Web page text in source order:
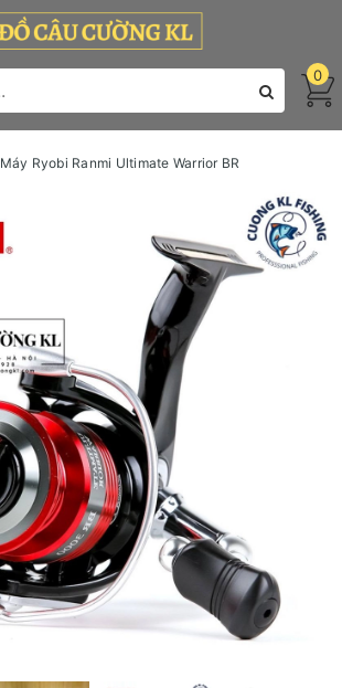
0
Máy Ryobi Ranmi Ultimate Warrior BR